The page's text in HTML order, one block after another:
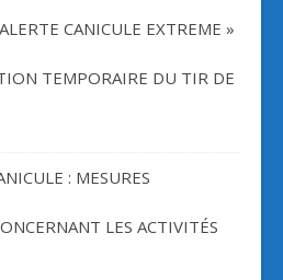
CANICULE EXTREME »
TEMPORAIRE DU TIR DE
: MESURES
LES ACTIVITÉS